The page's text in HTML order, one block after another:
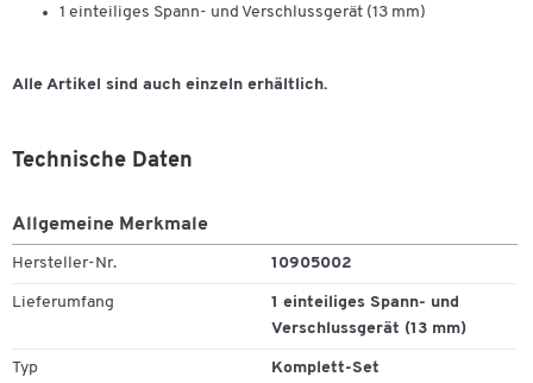
1 einteiliges Spann- und Verschlussgerät (13 mm)
Alle Artikel sind auch einzeln erhältlich.
Technische Daten
Allgemeine Merkmale
Hersteller-Nr. 10905002
Lieferumfang
1 einteiliges Spann- und
Verschlussgerät (13 mm)
Typ Komplett-Set